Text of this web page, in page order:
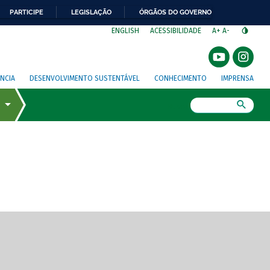
PARTICIPE LEGISLAÇÃO ÓRGÃOS DO GOVERNO
ENGLISH ACESSIBILIDADE A+ A-
DESENVOLVIMENTO SUSTENTÁVEL CONHECIMENTO IMPRENSA
de tela